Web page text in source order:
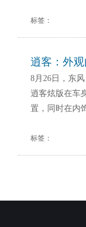
标签：
逍客：外
8月26日，东
逍客炫版在车
置，同时在内
标签：